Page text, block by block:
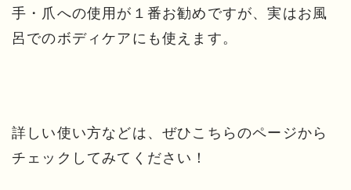
手・爪への使用が１番お勧めですが、実はお風
呂でのボディケアにも使えます。
詳しい使い方などは、ぜひこちらのページから
チェックしてみてください！